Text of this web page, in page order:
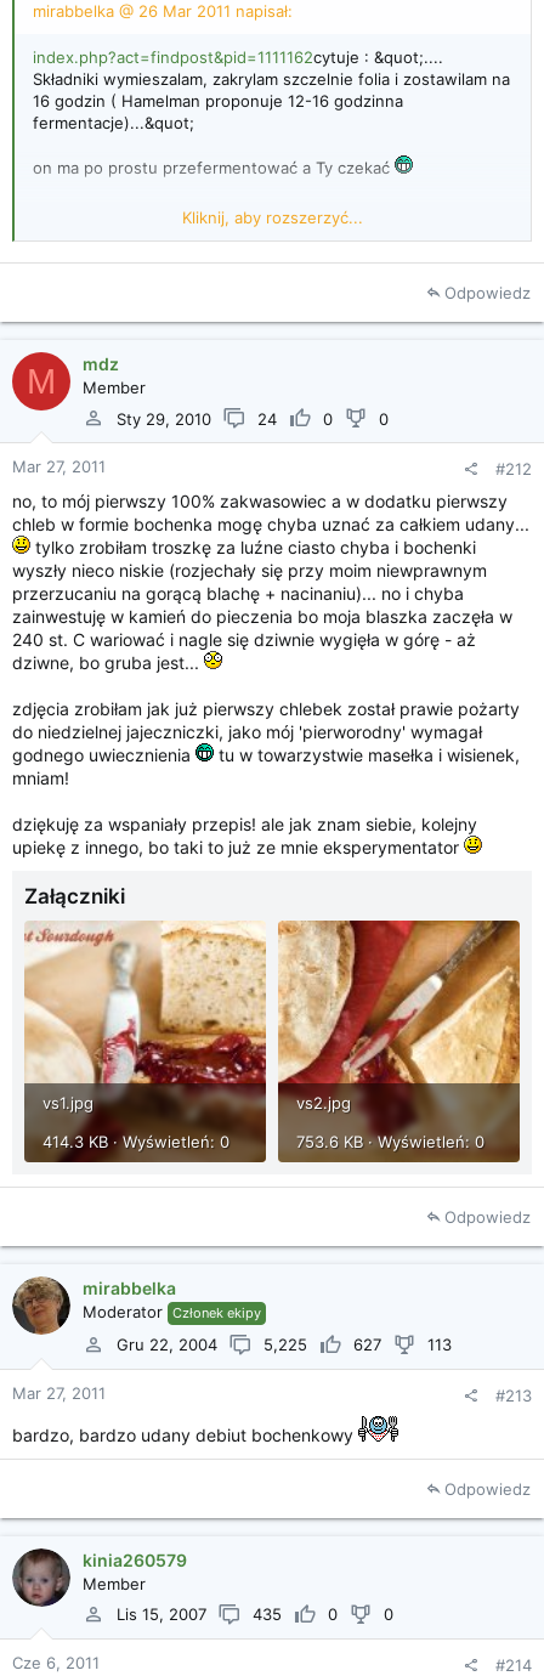
mirabbelka @ 26 Mar 2011 napisał:
index.php?act=findpost&pid=1111162cytuje : &quot;....
Składniki wymieszalam, zakrylam szczelnie folia i zostawilam na
16 godzin ( Hamelman proponuje 12-16 godzinna
fermentacje)...&quot;
on ma po prostu przefermentować a Ty czekać
ps. z tego powodu lepiej zaczyn nastawiać wieczorem -
wieksza pewność że nie bedziesz go w nocy niepokoić ..
te 16 godzin minęło jak już wrócę z pracy - wróciłam, ii...
zabieram się za dalszą robotęmam nadzieję, że toto już
ufam...
Kliknij, aby rozszerzyć...
Odpowiedz
M mdz
Member
Sty 29, 2010
24 0 0
Mar 27, 2011 #212
no, to mój pierwszy 100% zakwasowiec a w dodatku pierwszy
chleb w formie bochenka mogę chyba uznać za całkiem udany...
tylko zrobiłam troszkę za luźne ciasto chyba i bochenki
wyszły nieco niskie (rozjechały się przy moim niewprawnym
przerzucaniu na gorącą blachę + nacinaniu)... no i chyba
zainwestuję w kamień do pieczenia bo moja blaszka zaczęła w
240 st. C wariować i nagle się dziwnie wygięła w górę - aż
dziwne, bo gruba jest...
zdjęcia zrobiłam jak już pierwszy chlebek został prawie pożarty
do niedzielnej jajeczniczki, jako mój 'pierworodny' wymagał
godnego uwiecznienia
tu w towarzystwie masełka i wisienek,
mniam!
dziękuję za wspaniały przepis! ale jak znam siebie, kolejny
upiekę z innego, bo taki to już ze mnie eksperymentator
Załączniki
vs1.jpg
414.3 KB · Wyświetleń: 0
vs2.jpg
753.6 KB · Wyświetleń: 0
Odpowiedz
mirabbelka
Moderator Członek ekipy
Gru 22, 2004 5,225 627 113
Mar 27, 2011 #213
bardzo, bardzo udany debiut bochenkowy
Odpowiedz
kinia260579
Member
Lis 15, 2007
435 0 0
Cze 6, 2011 #214